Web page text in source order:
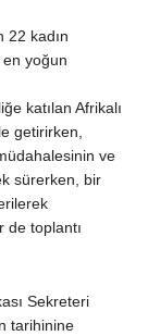
22 kadın
en yoğun
katılan Afrikalı
getirirken,
ve
sürerken, bir
de toplantı
Sekreteri
tarihinine